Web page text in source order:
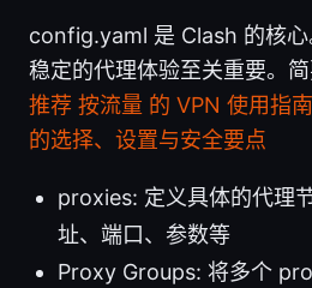
config.yaml 是 Clash 的核
稳定的代理体验至关重要。
推荐 按流量 的 VPN 使用指
的选择、设置与安全要点
proxies: 定义具体的代理
址、端口、参数等
Proxy Groups: 将多个